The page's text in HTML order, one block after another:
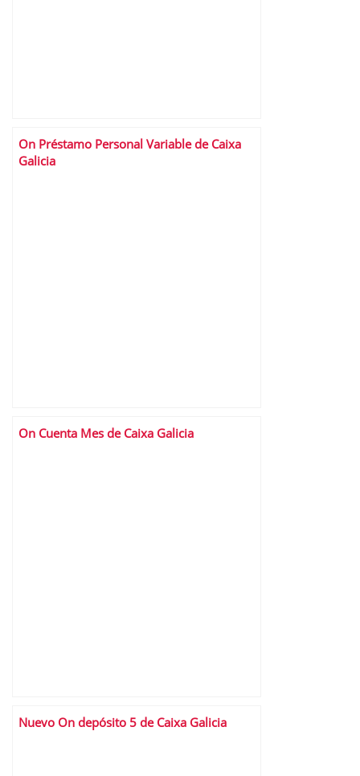
On Préstamo Personal Variable de Caixa
Galicia
On Cuenta Mes de Caixa Galicia
Nuevo On depósito 5 de Caixa Galicia